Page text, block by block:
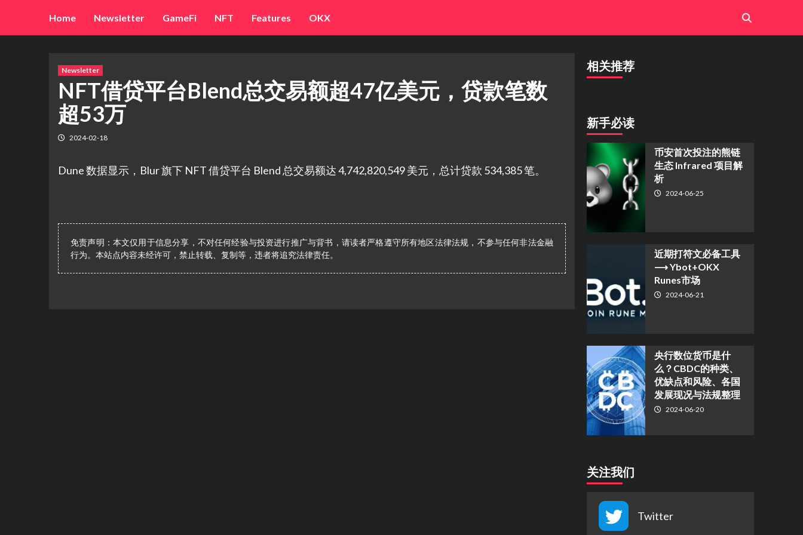
content
Home Newsletter GameFi NFT Features OKX
Newsletter
NFT借贷平台Blend总交易额超47亿美元，贷款笔数
超53万
2024-02-18
Dune 数据显示，Blur 旗下 NFT 借贷平台 Blend 总交易额达 4,742,820,549 美元，总计贷款 534,385 笔。
免责声明：本文仅用于信息分享，不对任何经验与投资进行推广与背书，请读者严格遵守所有地区法律法规，不参与任何非法金融
行为。本站点内容未经许可，禁止转载、复制等，违者将追究法律责任。
相关推荐
新手必读
币安首次投注的熊链
生态 Infrared 项目解
析
2024-06-25
近期打符文必备工具
⟶ Ybot+OKX
Runes市场
2024-06-21
央行数位货币是什
么？CBDC的种类、
优缺点和风险、各国
发展现况与法规整理
2024-06-20
关注我们
Twitter